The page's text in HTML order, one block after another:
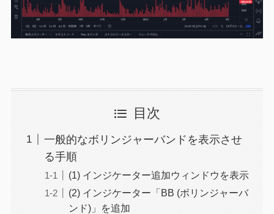
目次
一般的なボリンジャーバンドを表示させ
る手順
(1) インジケーター追加ウィンドウを表示
(2) インジケーター「BB (ボリンジャーバ
ンド)」を追加